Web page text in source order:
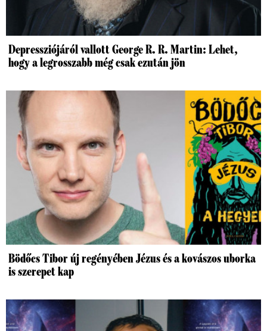
Depressziójáról vallott George R. R. Martin: Lehet,
hogy a legrosszabb még csak ezután jön
Bödőcs Tibor új regényében Jézus és a kovászos uborka
is szerepet kap